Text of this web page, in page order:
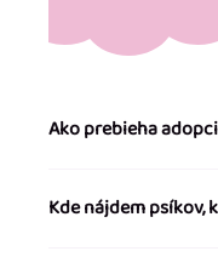
Ako prebieha
Kde nájdem